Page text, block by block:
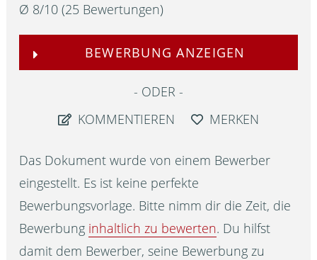
Ø 8/10 (25 Bewertungen)
BEWERBUNG ANZEIGEN
ODER
KOMMENTIEREN
MERKEN
Das Dokument wurde von einem Bewerber
eingestellt. Es ist keine perfekte
Bewerbungsvorlage. Bitte nimm dir die Zeit, die
Bewerbung inhaltlich zu bewerten. Du hilfst
damit dem Bewerber, seine Bewerbung zu